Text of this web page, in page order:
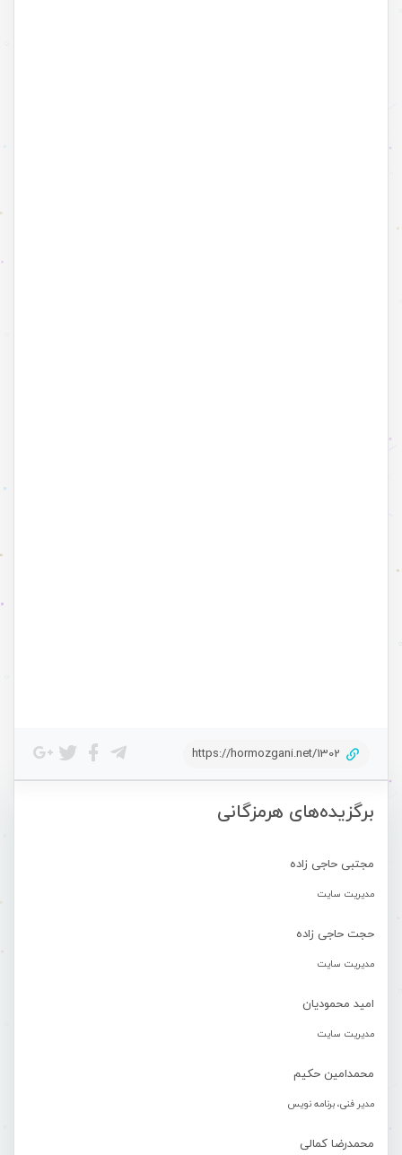
برگزیده‌های هرمزگانی
مجتبی حاجی زاده
مدیریت سایت
حجت حاجی زاده
مدیریت سایت
امید محمودیان
مدیریت سایت
محمدامین حکیم
مدیر فنی، برنامه نویس
محمدرضا کمالی
https://hormozgani.net/1302